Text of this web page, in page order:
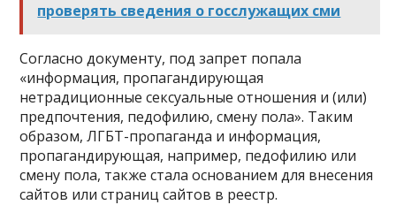
проверять сведения о госслужащих сми
Согласно документу, под запрет попала
«информация, пропагандирующая
нетрадиционные сексуальные отношения и (или)
предпочтения, педофилию, смену пола». Таким
образом, ЛГБТ-пропаганда и информация,
пропагандирующая, например, педофилию или
смену пола, также стала основанием для внесения
сайтов или страниц сайтов в реестр.